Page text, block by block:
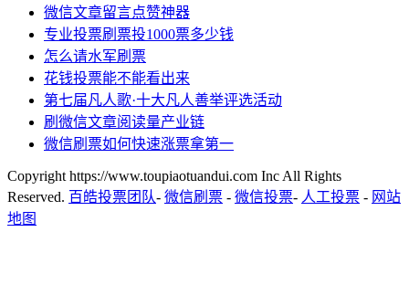
微信文章留言点赞神器
专业投票刷票投1000票多少钱
怎么请水军刷票
花钱投票能不能看出来
第七届凡人歌·十大凡人善举评选活动
刷微信文章阅读量产业链
微信刷票如何快速涨票拿第一
Copyright https://www.toupiaotuandui.com Inc All Rights
Reserved. 百皓投票团队- 微信刷票 - 微信投票- 人工投票 - 网站
地图